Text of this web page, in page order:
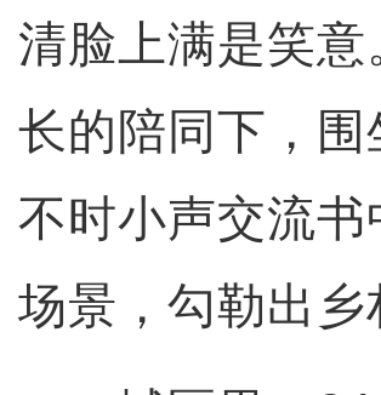
清脸上满是笑
长的陪同下，
不时小声交流
场景，勾勒出